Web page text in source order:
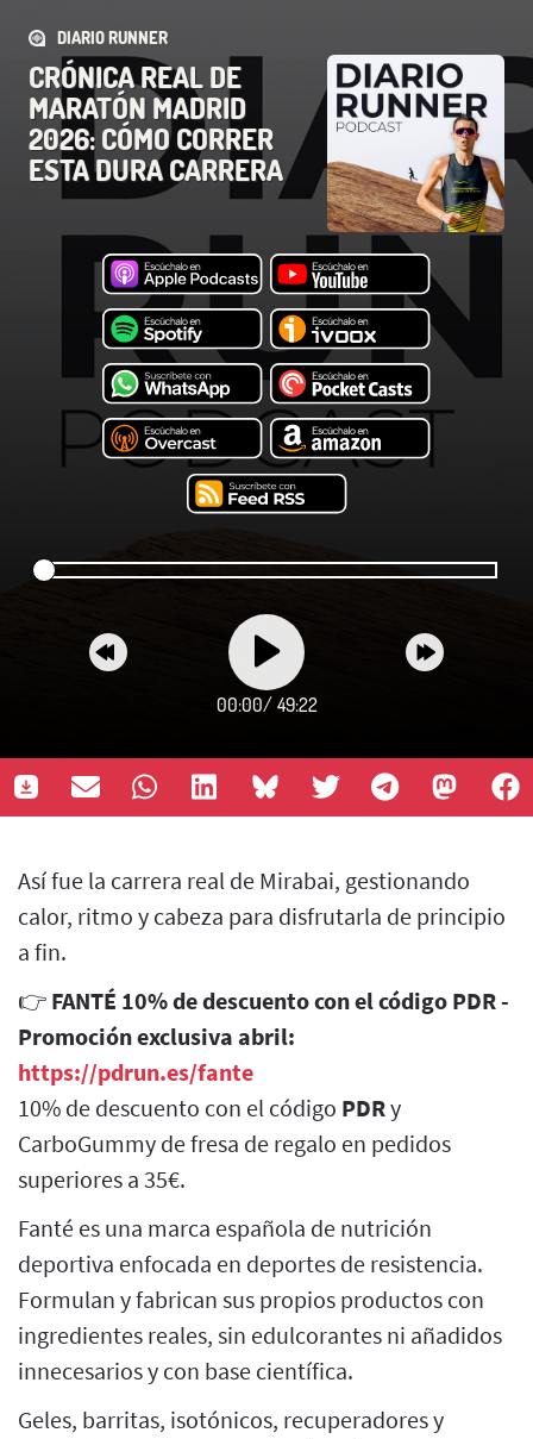
DIARIO RUNNER
CRÓNICA REAL DE
MARATÓN MADRID
2026: CÓMO CORRER
ESTA DURA CARRERA
00:00/ 49:22
Así fue la carrera real de Mirabai, gestionando
calor, ritmo y cabeza para disfrutarla de principio
a fin.
👉 FANTÉ 10% de descuento con el código PDR -
Promoción exclusiva abril:
https://pdrun.es/fante
10% de descuento con el código PDRy
CarboGummy de fresa de regalo en pedidos
superiores a 35€.
Fanté es una marca española de nutrición
deportiva enfocada en deportes de resistencia.
Formulan y fabrican sus propios productos con
ingredientes reales, sin edulcorantes ni añadidos
innecesarios y con base científica.
Geles, barritas, isotónicos, recuperadores y